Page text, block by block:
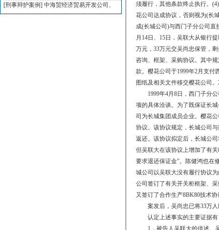
[刑事辩护案例] 中海贸经济贸易开发公司、
须履行，其他条款终止执行。
花公司达成协议，否则视为(长
成(长城公司)与西门子分公司
月14日、15日，吴联大从银行
万元，33万元交吴尚忠保管，
咨询、框架、采购协议。其中
款。樱花公司于1999年2月支付
图纸及相关文件移交樱花公司
1999年4月8日，西门子分公
项的具体洽谈。为了既保证长
司为长城集团成员企业。樱花
协议。该协议规定，长城公司
返还。该协议拟定后，长城公
但吴联大在该协议上增加了有
要求退还保证金”。陈健鸿也在
城公司以吴联大没有履行协议
公司签订了有关开关柜框架、
又签订了合作生产8BK80技术
案发后，吴尚忠已将33万人
认定上述事实的主要证据有
1．被告人吴联大的供述。吴